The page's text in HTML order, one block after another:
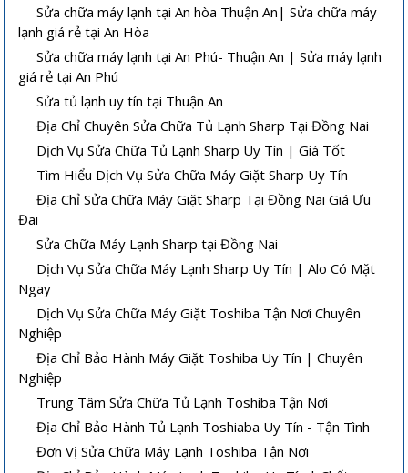
Sửa chữa máy lạnh tại An hòa Thuận An| Sửa chữa máy
lạnh giá rẻ tại An Hòa
Sửa chữa máy lạnh tại An Phú- Thuận An | Sửa máy lạnh
giá rẻ tại An Phú
Sửa tủ lạnh uy tín tại Thuận An
Địa Chỉ Chuyên Sửa Chữa Tủ Lạnh Sharp Tại Đồng Nai
Dịch Vụ Sửa Chữa Tủ Lạnh Sharp Uy Tín | Giá Tốt
Tìm Hiểu Dịch Vụ Sửa Chữa Máy Giặt Sharp Uy Tín
Địa Chỉ Sửa Chữa Máy Giặt Sharp Tại Đồng Nai Giá Ưu
Đãi
Sửa Chữa Máy Lạnh Sharp tại Đồng Nai
Dịch Vụ Sửa Chữa Máy Lạnh Sharp Uy Tín | Alo Có Mặt
Ngay
Dịch Vụ Sửa Chữa Máy Giặt Toshiba Tận Nơi Chuyên
Nghiệp
Địa Chỉ Bảo Hành Máy Giặt Toshiba Uy Tín | Chuyên
Nghiệp
Trung Tâm Sửa Chữa Tủ Lạnh Toshiba Tận Nơi
Địa Chỉ Bảo Hành Tủ Lạnh Toshiaba Uy Tín - Tận Tình
Đơn Vị Sửa Chữa Máy Lạnh Toshiba Tận Nơi